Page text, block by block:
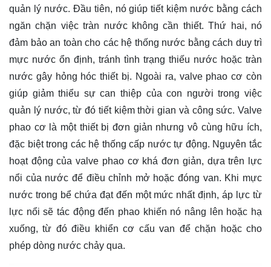
quản lý nước. Đầu tiên, nó giúp tiết kiệm nước bằng cách
ngăn chặn việc tràn nước không cần thiết. Thứ hai, nó
đảm bảo an toàn cho các hệ thống nước bằng cách duy trì
mực nước ổn định, tránh tình trạng thiếu nước hoặc tràn
nước gây hỏng hóc thiết bị. Ngoài ra, valve phao cơ còn
giúp giảm thiểu sự can thiệp của con người trong việc
quản lý nước, từ đó tiết kiệm thời gian và công sức. Valve
phao cơ là một thiết bị đơn giản nhưng vô cùng hữu ích,
đặc biệt trong các hệ thống cấp nước tự động. Nguyên tắc
hoạt động của valve phao cơ khá đơn giản, dựa trên lực
nổi của nước để điều chỉnh mở hoặc đóng van. Khi mực
nước trong bể chứa đạt đến một mức nhất định, áp lực từ
lực nổi sẽ tác động đến phao khiến nó nâng lên hoặc hạ
xuống, từ đó điều khiển cơ cấu van để chặn hoặc cho
phép dòng nước chảy qua.